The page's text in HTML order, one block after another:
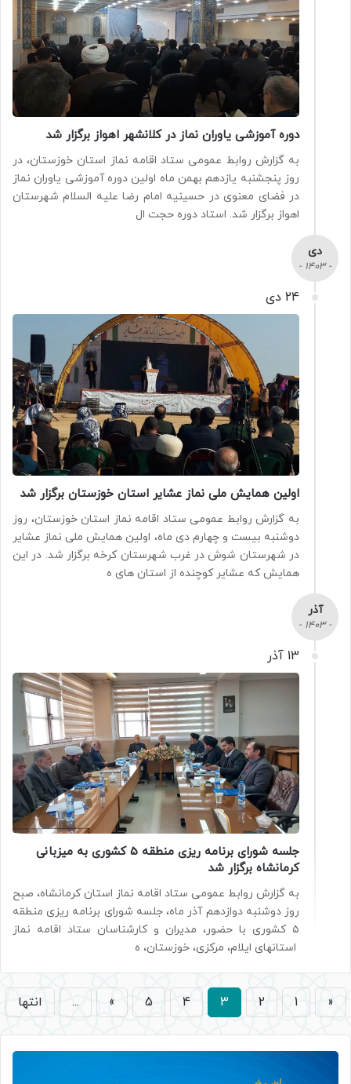
دوره آموزشی یاوران نماز در کلانشهر اهواز برگزار شد
به گزارش روابط عمومی ستاد اقامه نماز استان خوزستان، در
روز پنجشنبه یازدهم بهمن ماه اولین دوره آموزشی یاوران نماز
در فضای معنوی در حسینیه امام رضا علیه السلام شهرستان
اهواز برگزار شد. استاد دوره حجت ال
دی
- 1403 -
24 دی
اولین همایش ملی نماز عشایر استان خوزستان برگزار شد
به گزارش روابط عمومی ستاد اقامه نماز استان خوزستان، روز
دوشنبه بیست و چهارم دی ماه، اولین همایش ملی نماز عشایر
در شهرستان شوش در غرب شهرستان کرخه برگزار شد. در این
همایش که عشایر کوچنده از استان های ه
آذر
- 1403 -
13 آذر
جلسه شورای برنامه ریزی منطقه 5 کشوری به میزبانی
کرمانشاه برگزار شد
به گزارش روابط عمومی ستاد اقامه نماز استان کرمانشاه، صبح
روز دوشنبه دوازدهم آذر ماه، جلسه شورای برنامه ریزی منطقه
۵ کشوری با حضور، مدیران و کارشناسان ستاد اقامه نماز
استانهای ایلام، مرکزی، خوزستان، ه
«
1
2
3
4
5
»
... انتها